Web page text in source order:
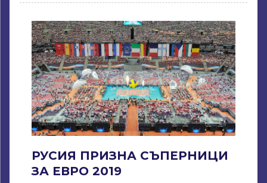
РУСИЯ ПРИЗНА СЪПЕРНИЦИ
ЗА ЕВРО 2019